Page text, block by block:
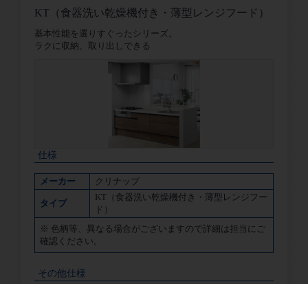
KT（食器洗い乾燥機付き・薄型レンジフード）
基本性能を選りすぐったシリーズ。
ラクに収納、取り出しできる
仕様
メーカー クリナップ
タイプ
KT（食器洗い乾燥機付き・薄型レンジフー
ド）
※ 色柄等、異なる場合がございますので詳細は担当にご
確認ください。
その他仕様